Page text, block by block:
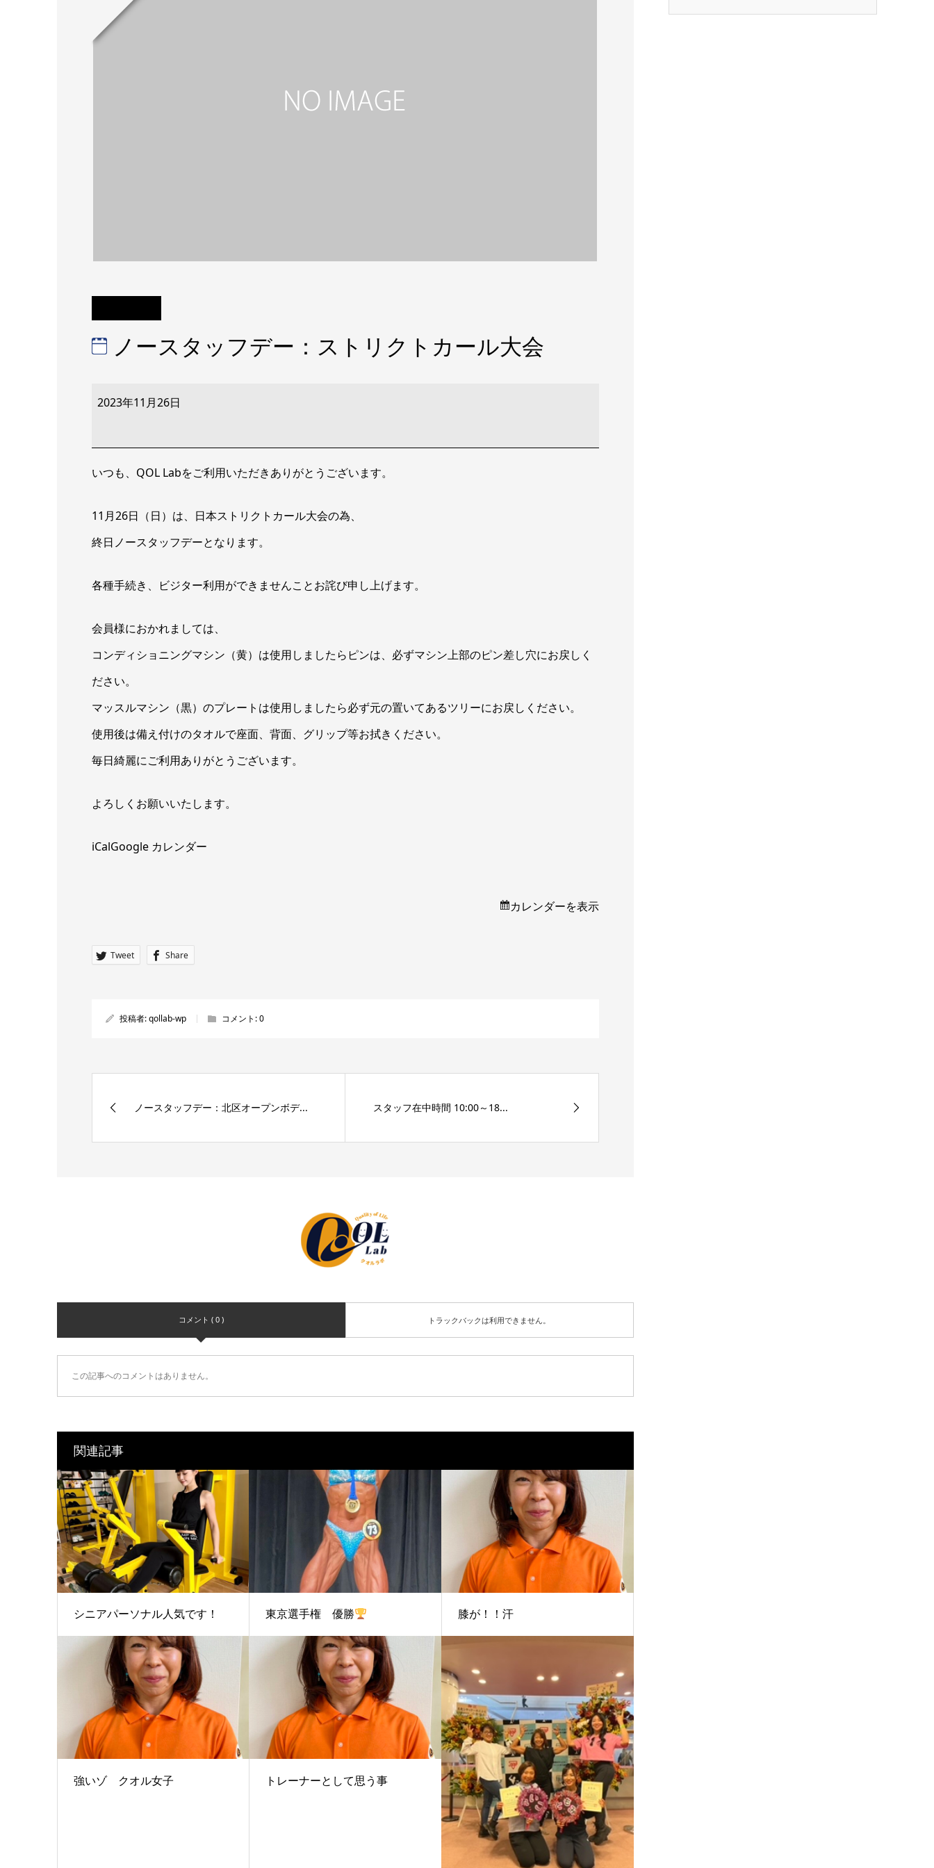
ノースタッフデー：ストリクトカール大会
ー
ス
フ
ー：
ス
ク
ト
ー
会
2023年11月26日
いつも、QOL Labをご利用いただきありがとうございます。
11月26日（日）は、日本ストリクトカール大会の為、
終日ノースタッフデーとなります。
各種手続き、ビジター利用ができませんことお詫び申し上げます。
会員様におかれましては、
コンディショニングマシン（黄）は使用しましたらピンは、必ずマシン上部のピン差し穴にお戻しく
ださい。
マッスルマシン（黒）のプレートは使用しましたら必ず元の置いてあるツリーにお戻しください。
使用後は備え付けのタオルで座面、背面、グリップ等お拭きください。
毎日綺麗にご利用ありがとうございます。
よろしくお願いいたします。
iCalGoogle カレンダー
カレンダーを表示
Tweet Share
投稿者:qollab-wp コメント:0
ノースタッフデー：北区オープンボデ... スタッフ在中時間 10:00～18...
コメント ( 0 ) トラックバックは利用できません。
この記事へのコメントはありません。
関連記事
シニアパーソナル人気です！ 東京選手権 優勝 膝が！！汗
強いゾ クオル女子 トレーナーとして思う事